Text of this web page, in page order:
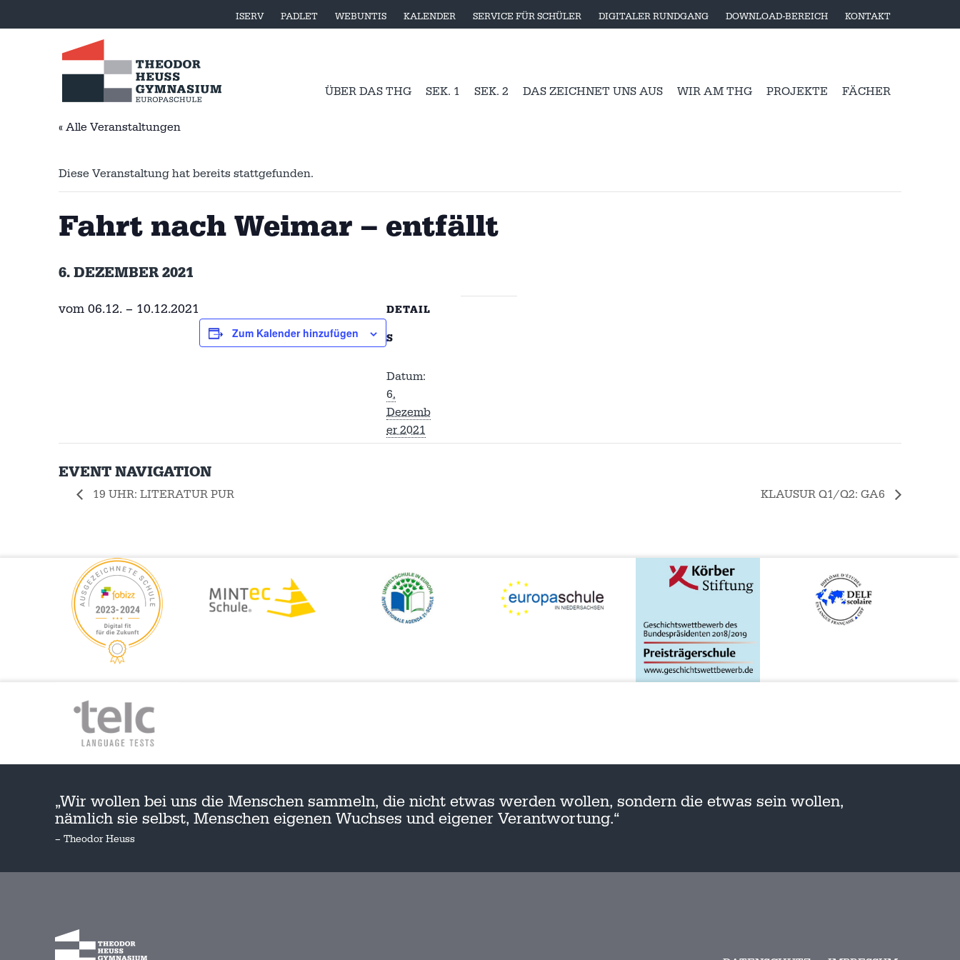
ISERV PADLET WEBUNTIS KALENDER SERVICE FÜR SCHÜLER DIGITALER RUNDGANG DOWNLOAD-BEREICH KONTAKT
ÜBER DAS THG SEK. 1 SEK. 2 DAS ZEICHNET UNS AUS WIR AM THG PROJEKTE FÄCHER
« Alle Veranstaltungen
Diese Veranstaltung hat bereits stattgefunden.
Fahrt nach Weimar – entfällt
6. DEZEMBER 2021
vom 06.12. – 10.12.2021
Zum Kalender hinzufügen
DETAIL
S
Datum:
6.
Dezemb
er 2021
EVENT NAVIGATION
19 UHR: LITERATUR PUR KLAUSUR Q1/Q2: GA6
„Wir wollen bei uns die Menschen sammeln, die nicht etwas werden wollen, sondern die etwas sein wollen,
nämlich sie selbst, Menschen eigenen Wuchses und eigener Verantwortung.“
– Theodor Heuss